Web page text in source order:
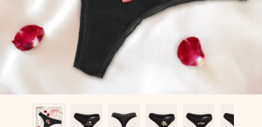
V nekaj preprostih korakih ustvari nekaj edinstvenega – z
njenim imenom, tvojo fotografijo ali sporočilom, ki ogreje
srce. Brez zapletov, le vsa ljubezen za ta trenutek.